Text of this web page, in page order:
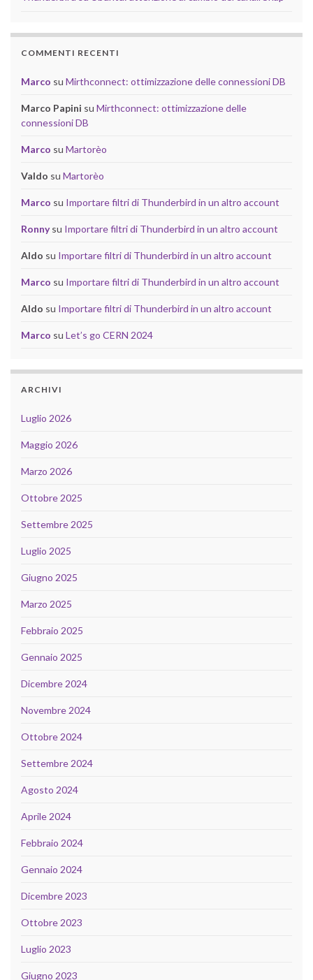
COMMENTI RECENTI
Marco su Mirthconnect: ottimizzazione delle connessioni DB
Marco Papini su Mirthconnect: ottimizzazione delle
connessioni DB
Marco su Martorèo
Valdo su Martorèo
Marco su Importare filtri di Thunderbird in un altro account
Ronnysu Importare filtri di Thunderbird in un altro account
Aldo su Importare filtri di Thunderbird in un altro account
Marco su Importare filtri di Thunderbird in un altro account
Aldo su Importare filtri di Thunderbird in un altro account
Marco su Let’s go CERN 2024
ARCHIVI
Luglio 2026
Maggio 2026
Marzo 2026
Ottobre 2025
Settembre 2025
Luglio 2025
Giugno 2025
Marzo 2025
Febbraio 2025
Gennaio 2025
Dicembre 2024
Novembre 2024
Ottobre 2024
Settembre 2024
Agosto 2024
Aprile 2024
Febbraio 2024
Gennaio 2024
Dicembre 2023
Ottobre 2023
Luglio 2023
Giugno 2023